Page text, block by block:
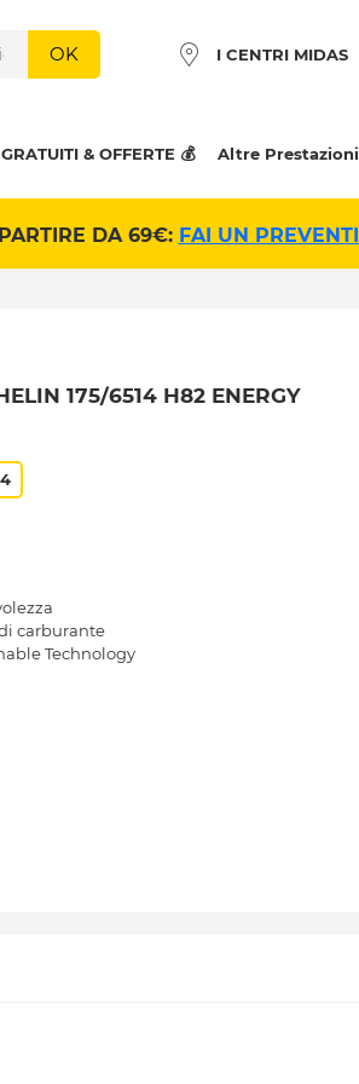
OK I CENTRI MIDAS
& OFFERTE 💰 Altre Prestazioni
DA 69€: FAI UN
175/6514 H82 ENERGY
carburante
Technology